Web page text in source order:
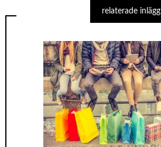
relaterade inlägg